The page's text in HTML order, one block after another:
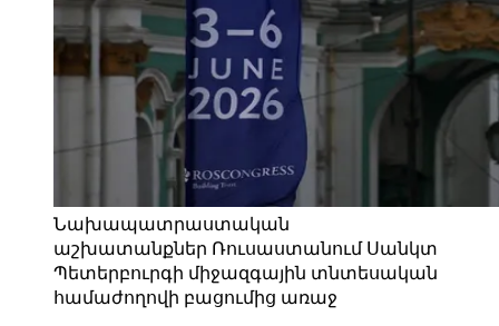
Նախապատրաստական
աշխատանքներ Ռուսաստանում Սանկտ
Պետերբուրգի միջազգային տնտեսական
համաժողովի բացումից առաջ